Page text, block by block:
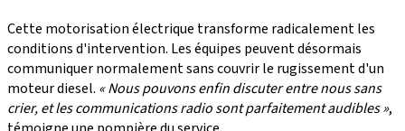
Cette motorisation électrique transforme radicalement les
conditions d'intervention. Les équipes peuvent désormais
communiquer normalement sans couvrir le rugissement d'un
moteur diesel. « Nous pouvons enfin discuter entre nous sans
crier, et les communications radio sont parfaitement audibles »,